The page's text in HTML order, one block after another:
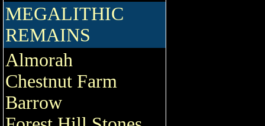
MEGALITHIC
REMAINS
Almorah
Chestnut Farm
Barrow